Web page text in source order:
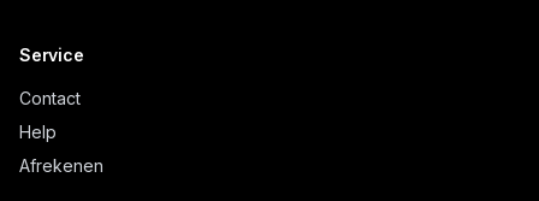
Service
Contact
Help
Afrekenen